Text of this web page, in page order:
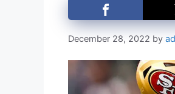
December 28, 2022 by